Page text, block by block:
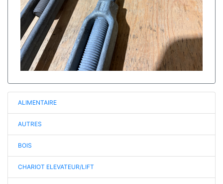
ALIMENTAIRE
AUTRES
BOIS
CHARIOT ELEVATEUR/LIFT